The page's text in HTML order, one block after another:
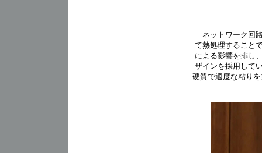
ネットワーク回
て熱処理すること
による影響を排し
ザインを採用して
硬質で適度な粘り